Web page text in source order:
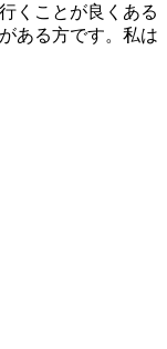
くことが良くある
ある方です。私は